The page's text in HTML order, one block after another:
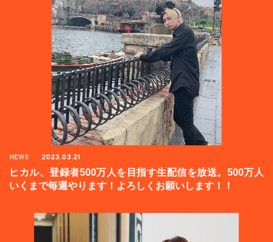
NEWS 2023.03.21
ヒカル、登録者500万人を目指す生配信を放送。500万人
いくまで毎週やります！よろしくお願いします！！